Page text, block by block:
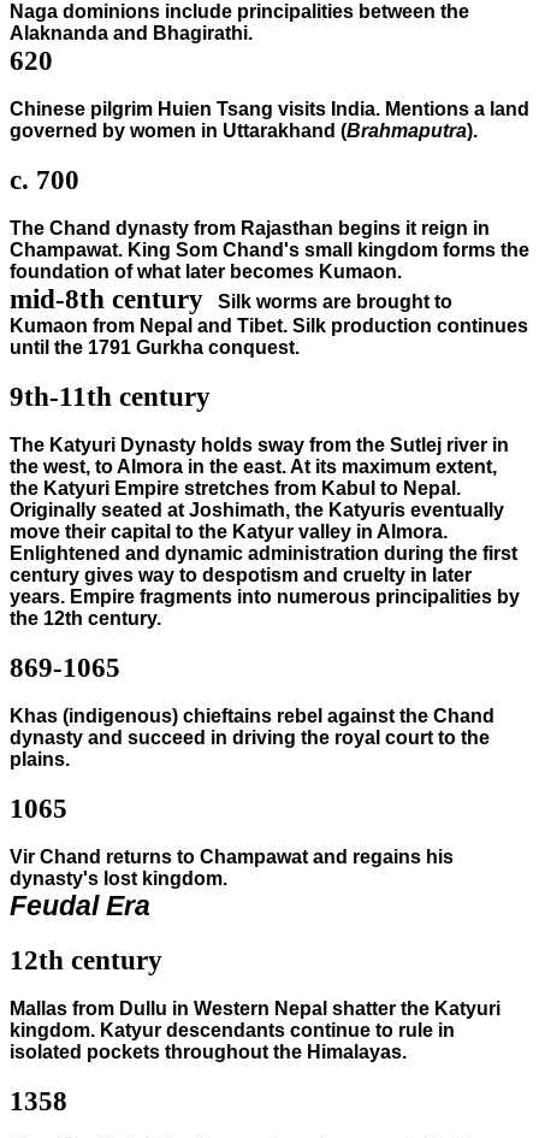
Naga dominions include principalities between the
Alaknanda and Bhagirathi.
620
Chinese pilgrim Huien Tsang visits India. Mentions a land
governed by women in Uttarakhand (Brahmaputra).
c. 700
The Chand dynasty from Rajasthan begins it reign in
Champawat. King Som Chand's small kingdom forms the
foundation of what later becomes Kumaon.
mid-8th century
Silk worms are brought to
Kumaon from Nepal and Tibet. Silk production continues
until the 1791 Gurkha conquest.
9th-11th century
The Katyuri Dynasty holds sway from the Sutlej river in
the west, to Almora in the east. At its maximum extent,
the Katyuri Empire stretches from Kabul to Nepal.
Originally seated at Joshimath, the Katyuris eventually
move their capital to the Katyur valley in Almora.
Enlightened and dynamic administration during the first
century gives way to despotism and cruelty in later
years. Empire fragments into numerous principalities by
the 12th century.
869-1065
Khas (indigenous) chieftains rebel against the Chand
dynasty and succeed in driving the royal court to the
plains.
1065
Vir Chand returns to Champawat and regains his
dynasty's lost kingdom.
Feudal Era
12th century
Mallas from Dullu in Western Nepal shatter the Katyuri
kingdom. Katyur descendants continue to rule in
isolated pockets throughout the Himalayas.
1358